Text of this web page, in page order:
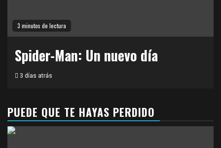
3 minutos de lectura
Spider-Man: Un nuevo día
3 días atrás
PUEDE QUE TE HAYAS PERDIDO